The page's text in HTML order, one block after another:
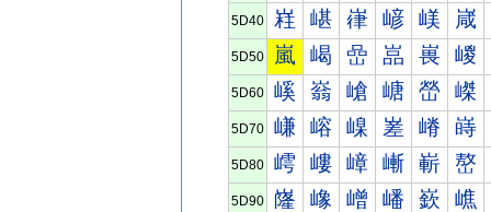
5D40 嵀 嵁 嵂 嵃 嵄 嵅
5D50 嵐 嵑 嵒 嵓 嵔 嵕
5D60 嵠 嵡 嵢 嵣 嵤 嵥
5D70 嵰 嵱 嵲 嵳 嵴 嵵
5D80 嶀 嶁 嶂 嶃 嶄 嶅
5D90 嶐 嶑 嶒 嶓 嶔 嶕